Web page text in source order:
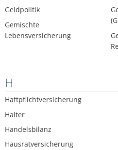
Geldpolitik
Gemischte
Lebensversicherung
H
Haftpflichtversicherung
Halter
Handelsbilanz
Hausratversicherung